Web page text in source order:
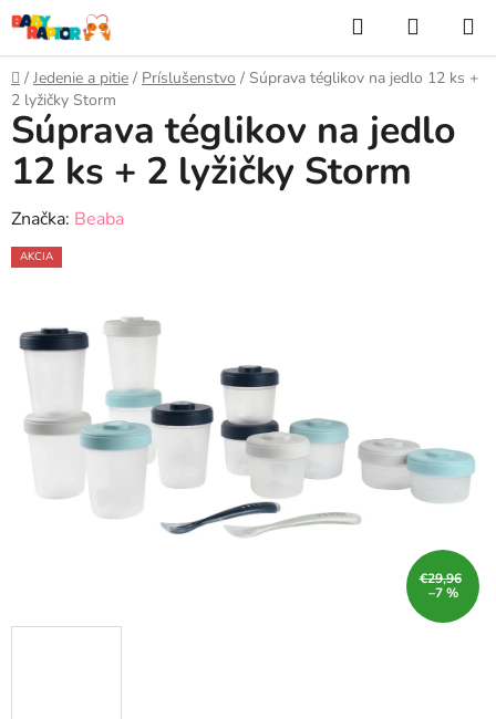
Prejsť
na
obsah
Hľadať
KOŠÍK
Domov
/ Jedenie a pitie / Príslušenstvo / Súprava téglikov na jedlo 12 ks +
2 lyžičky Storm
Súprava téglikov na jedlo
12 ks + 2 lyžičky Storm
Značka: Beaba
AKCIA
€29,96
–7 %